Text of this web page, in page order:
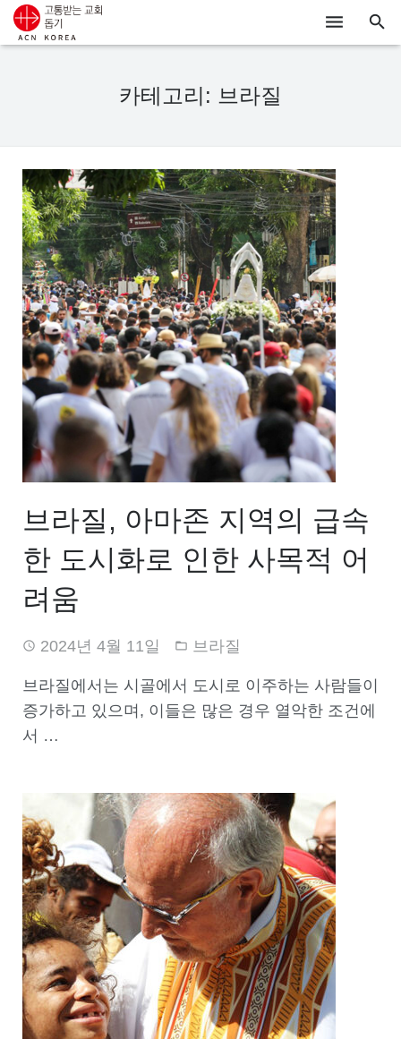
시리아
우크라이나
행동하기
로그인
후원하기
카테고리: 브라질
브라질, 아마존 지역의 급속
한 도시화로 인한 사목적 어
려움
2024년 4월 11일 브라질
브라질에서는 시골에서 도시로 이주하는 사람들이
증가하고 있으며, 이들은 많은 경우 열악한 조건에
서 …